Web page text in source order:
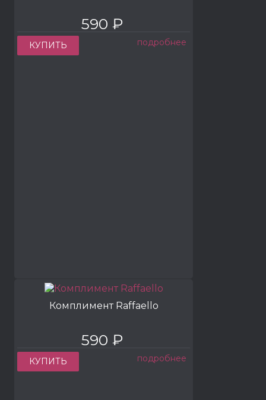
590 ₽
КУПИТЬ подробнее
Комплимент Raffaello
590 ₽
КУПИТЬ подробнее